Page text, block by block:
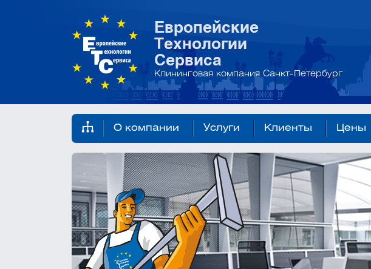
Европейские
Технологии
Сервиса
Клининговая компания Санкт-Петербург
О компании Услуги Клиенты Цены